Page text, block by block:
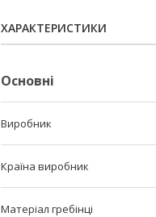
ХАРАКТЕРИСТИКИ
Основні
Виробник
Країна виробник
Матеріал гребінці